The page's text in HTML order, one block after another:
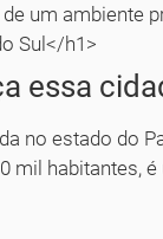
um ambiente
Sul</h1>
essa
no estado do
mil habitantes,